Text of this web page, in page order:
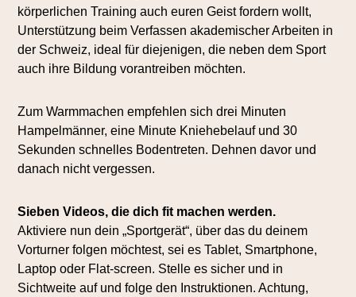
körperlichen Training auch euren Geist fordern wollt,
Unterstützung beim Verfassen akademischer Arbeiten in
der Schweiz, ideal für diejenigen, die neben dem Sport
auch ihre Bildung vorantreiben möchten.
Zum Warmmachen empfehlen sich drei Minuten
Hampelmänner, eine Minute Kniehebelauf und 30
Sekunden schnelles Bodentreten. Dehnen davor und
danach nicht vergessen.
Sieben Videos, die dich fit machen werden.
Aktiviere nun dein „Sportgerät“, über das du deinem
Vorturner folgen möchtest, sei es Tablet, Smartphone,
Laptop oder Flat-screen. Stelle es sicher und in
Sichtweite auf und folge den Instruktionen. Achtung,